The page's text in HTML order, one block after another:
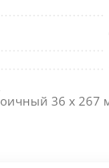
36 х 267